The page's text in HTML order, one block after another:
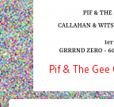
Pif& The Gee